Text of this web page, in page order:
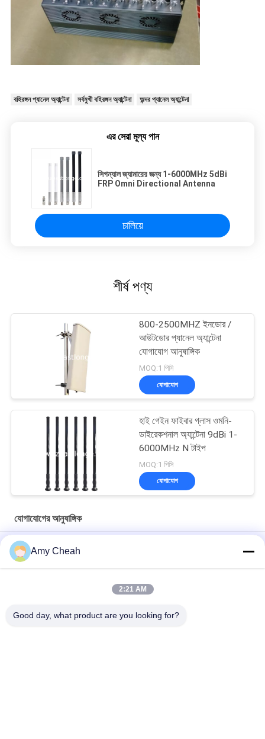
বহিরঙ্গন প্যানেল অ্যান্টেনা সর্বমুখী বহিরঙ্গন অ্যান্টেনা অন্দর প্যানেল অ্যান্টেনা
এর সেরা মূল্য পান
সিগন্যাল জ্যামারের জন্য 1-6000MHz 5dBi
FRP Omni Directional Antenna
চালিয়ে
শীর্ষ পণ্য
800-2500MHZ ইনডোর /
আউটডোর প্যানেল অ্যান্টেনা
যোগাযোগ আনুষাঙ্গিক
MOQ:1 পিসি
যোগাযোগ
হাই গেইন ফাইবার গ্লাস ওমনি-
ডাইরেকশনাল অ্যান্টেনা 9dBi 1-
6000MHz N টাইপ
MOQ:1 পিসি
যোগাযোগ
যোগাযোগের আনুষাঙ্গিক
1m কেবল সহ SMA 800-2700MHz ইনডোর আউটডোর অ্যান্টেনা প্যানেল, সাদা
হাই পাওয়ার 50W 9DBi ইনডোর/আউটডোর প্যানেল অ্যান্টেনা 800-2500MHZ, সাদা
800-2500MHZ ইনডোর সিলিং অ্যান্টেনা 5DBi উচ্চ ক্ষমতা 50W যোগাযোগ
Amy Cheah
2:21 AM
Good day, what product are you looking for?